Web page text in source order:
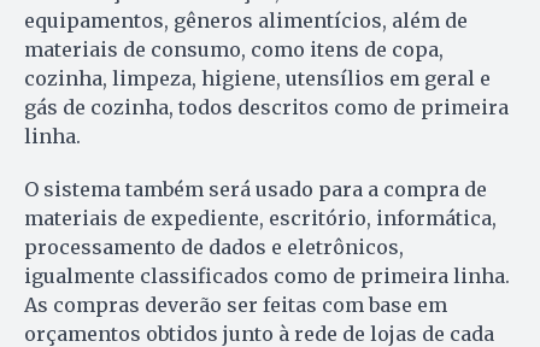
equipamentos, gêneros alimentícios, além de
materiais de consumo, como itens de copa,
cozinha, limpeza, higiene, utensílios em geral e
gás de cozinha, todos descritos como de primeira
linha.
O sistema também será usado para a compra de
materiais de expediente, escritório, informática,
processamento de dados e eletrônicos,
igualmente classificados como de primeira linha.
As compras deverão ser feitas com base em
orçamentos obtidos junto à rede de lojas de cada